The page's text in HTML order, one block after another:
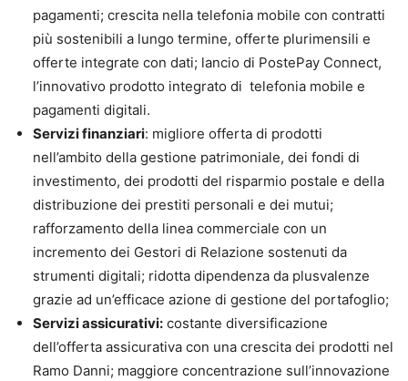
pagamenti; crescita nella telefonia mobile con contratti
più sostenibili a lungo termine, offerte plurimensili e
offerte integrate con dati; lancio di PostePay Connect,
l’innovativo prodotto integrato di telefonia mobile e
pagamenti digitali.
Servizi finanziari: migliore offerta di prodotti
nell’ambito della gestione patrimoniale, dei fondi di
investimento, dei prodotti del risparmio postale e della
distribuzione dei prestiti personali e dei mutui;
rafforzamento della linea commerciale con un
incremento dei Gestori di Relazione sostenuti da
strumenti digitali; ridotta dipendenza da plusvalenze
grazie ad un’efficace azione di gestione del portafoglio;
Servizi assicurativi: costante diversificazione
dell’offerta assicurativa con una crescita dei prodotti nel
Ramo Danni; maggiore concentrazione sull’innovazione